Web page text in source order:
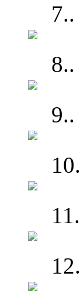
7..
8..
9..
10.
11.
12.